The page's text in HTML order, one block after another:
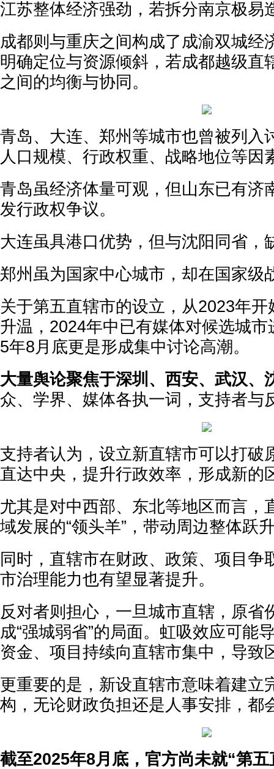
江苏整体经济强劲，若拆分南京极易
成都则与重庆之间构成了成渝双城经
明确定位与资源倾斜，若成都越级直
之间的均衡与协同。
青岛、大连、郑州等城市也曾被列入
人口规模、行政权重、战略地位等因
青岛虽经济体量可观，但山东已有济
发行政权争议。
大连虽具港口优势，但与沈阳同省，
郑州虽为国家中心城市，却在国家级
关于第五直辖市的设立，从2023年
升温，2024年中已有媒体对候选城
5年8月底更是形成集中讨论高潮。
大量舆论聚焦于深圳、西安、武汉、
众、学界、媒体各执一词，支持者与
支持者认为，设立新直辖市可以打破
直达中央，提升行政效率，形成新的
尤其是对中西部、东北等地区而言，
域发展的“领头羊”，带动周边整体跃
同时，直辖市在财政、政策、项目争
市治理能力也有望显著提升。
反对者则担心，一旦城市直辖，原省
成“强城弱省”的局面。虹吸效应可能
资金、项目持续向直辖市集中，导致
更重要的是，新设直辖市意味着建立
构，无论财政负担还是人事安排，都
截至2025年8月底，官方尚未就“第